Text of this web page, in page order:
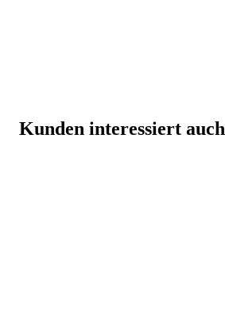
Kunden interessiert auch